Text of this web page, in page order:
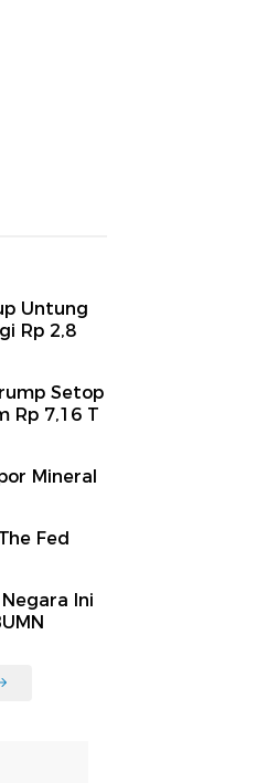
Untung
Rp 2,8
Setop
Rp 7,16 T
Mineral
Fed
Ini